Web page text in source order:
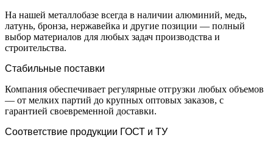
На нашей металлобазе всегда в наличии алюминий, медь,
латунь, бронза, нержавейка и другие позиции — полный
выбор материалов для любых задач производства и
строительства.
Стабильные поставки
Компания обеспечивает регулярные отгрузки любых объемов
— от мелких партий до крупных оптовых заказов, с
гарантией своевременной доставки.
Соответствие продукции ГОСТ и ТУ